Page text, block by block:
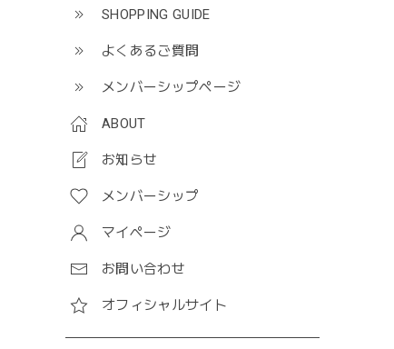
SHOPPING GUIDE
よくあるご質問
メンバーシップページ
ABOUT
お知らせ
メンバーシップ
マイページ
お問い合わせ
オフィシャルサイト